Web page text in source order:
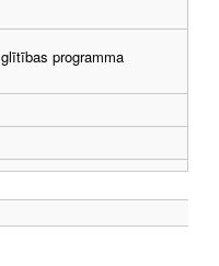
programma